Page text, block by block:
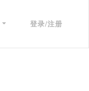
登录/注册